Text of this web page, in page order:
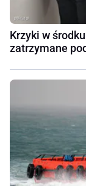
Krzyki w
zatrzymane